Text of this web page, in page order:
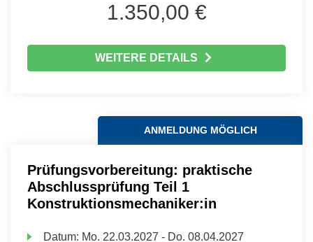
1.350,00 €
WEITERE DETAILS
ANMELDUNG MÖGLICH
Prüfungsvorbereitung: praktische
Abschlussprüfung Teil 1
Konstruktionsmechaniker:in
Datum: Mo. 22.03.2027 - Do. 08.04.2027